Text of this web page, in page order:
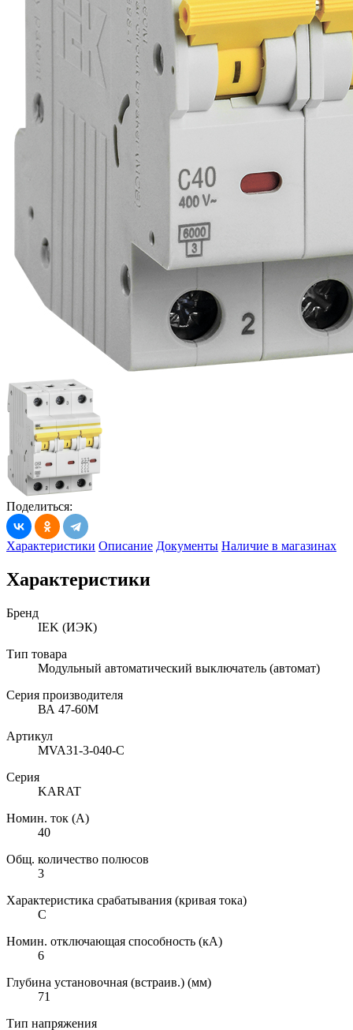
Поделиться:
Характеристики Описание Документы Наличие в магазинах
Характеристики
Бренд
IEK (ИЭК)
Тип товара
Модульный автоматический выключатель (автомат)
Серия производителя
ВА 47-60М
Артикул
MVA31-3-040-C
Серия
KARAT
Номин. ток (А)
40
Общ. количество полюсов
3
Характеристика срабатывания (кривая тока)
C
Номин. отключающая способность (кА)
6
Глубина установочная (встраив.) (мм)
71
Тип напряжения